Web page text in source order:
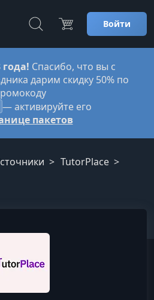
Войти
Спасибо, что вы с
дарим скидку 50% по
— активируйте его
пакетов
TutorPlace